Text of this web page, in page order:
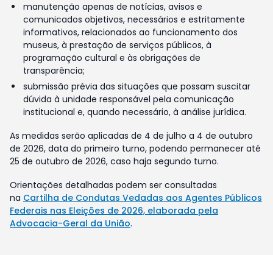
manutenção apenas de notícias, avisos e
comunicados objetivos, necessários e estritamente
informativos, relacionados ao funcionamento dos
museus, à prestação de serviços públicos, à
programação cultural e às obrigações de
transparência;
submissão prévia das situações que possam suscitar
dúvida à unidade responsável pela comunicação
institucional e, quando necessário, à análise jurídica.
As medidas serão aplicadas de 4 de julho a 4 de outubro
de 2026, data do primeiro turno, podendo permanecer até
25 de outubro de 2026, caso haja segundo turno.
Orientações detalhadas podem ser consultadas
na Cartilha de Condutas Vedadas aos Agentes Públicos
Federais nas Eleições de 2026, elaborada pela
Advocacia-Geral da União.